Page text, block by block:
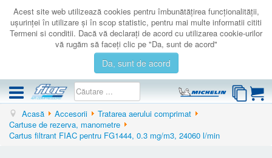
Acest site web utilizează cookies pentru îmbunătăţirea funcţionalităţii,
uşurinţei în utilizare şi în scop statistic, pentru mai multe informatii cititi
Termeni si conditii. Dacă vă declaraţi de acord cu utilizarea cookie-urilor
vă rugăm să faceţi clic pe "Da, sunt de acord"
Da, sunt de acord
COMPRESOARE
ACCESORII
Acasă Accesorii
Tratarea aerului comprimat
Cartuse de rezerva, manometre
Cartus filtrant FIAC pentru FG1444, 0.3 mg/m3, 24060 l/min